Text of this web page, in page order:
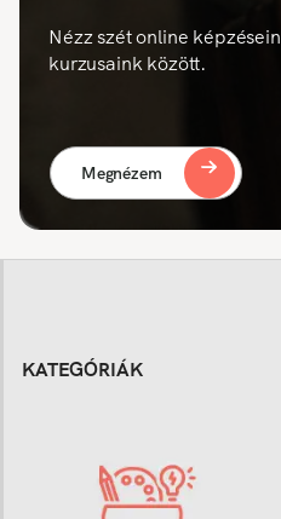
Nézz szét online
kurzusaink között.
Megnézem
KATEGÓRIÁK